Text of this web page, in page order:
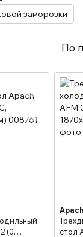
заморозки
По
(0
Apach
стол